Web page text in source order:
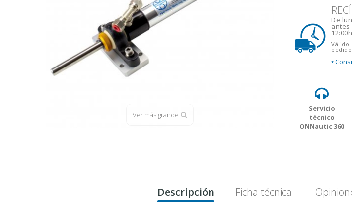
Ver más grande
De
antes
12:00h
Válido
*
Servicio
técnico
ONNautic 360
Descripción Ficha técnica